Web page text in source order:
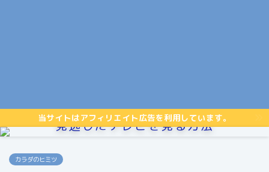
当サイトはアフィリエイト広告を利用しています。
見逃したテレビを見る方法
カラダのヒミツ